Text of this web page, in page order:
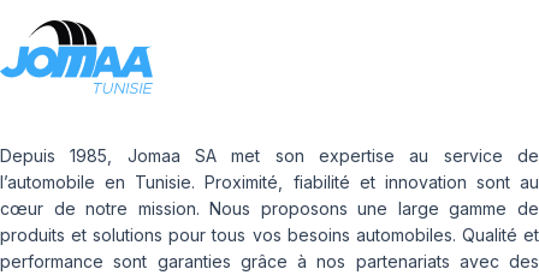
Depuis 1985, Jomaa SA met son expertise au service de
l’automobile en Tunisie. Proximité, fiabilité et innovation sont au
cœur de notre mission. Nous proposons une large gamme de
produits et solutions pour tous vos besoins automobiles. Qualité et
performance sont garanties grâce à nos partenariats avec des